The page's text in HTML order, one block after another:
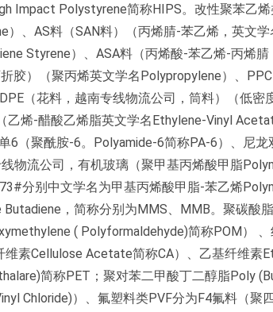
Impact Polystyrene简称HIPS。改性聚苯乙
）、AS料（SAN料）（丙烯腈-苯乙烯，英文
Styrene）、ASA料（丙烯酸-苯乙烯-丙烯
胶）（聚丙烯英文学名Polypropylene）、
（花料，越南专线物流公司，筒料）（低密
乙烯-醋酸乙烯脂英文学名Ethylene-Vinyl
6（聚酰胺-6。Polyamide-6简称PA-6）、尼
物流公司，有机玻璃（聚甲基丙烯酸甲脂
分别中文学名为甲基丙烯酸甲脂-苯乙烯
，简称分别为MMS、MMB。聚碳酸
( Polyformaldehyde)简称POM）
素Cellulose Acetate简称CA）、乙基纤维素
简称PET；聚对苯二甲酸丁二醇脂Poly
Chloride)）、氟塑料类PVF分为F4氟料（